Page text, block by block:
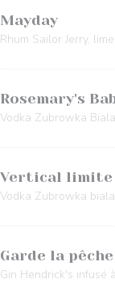
Mayday
Rhum Sailor Jerry,
Rosemary's
Vodka Zubrowka
Vertical limite
Vodka Zubrowka
Garde la pêche
Gin Hendrick's infusé